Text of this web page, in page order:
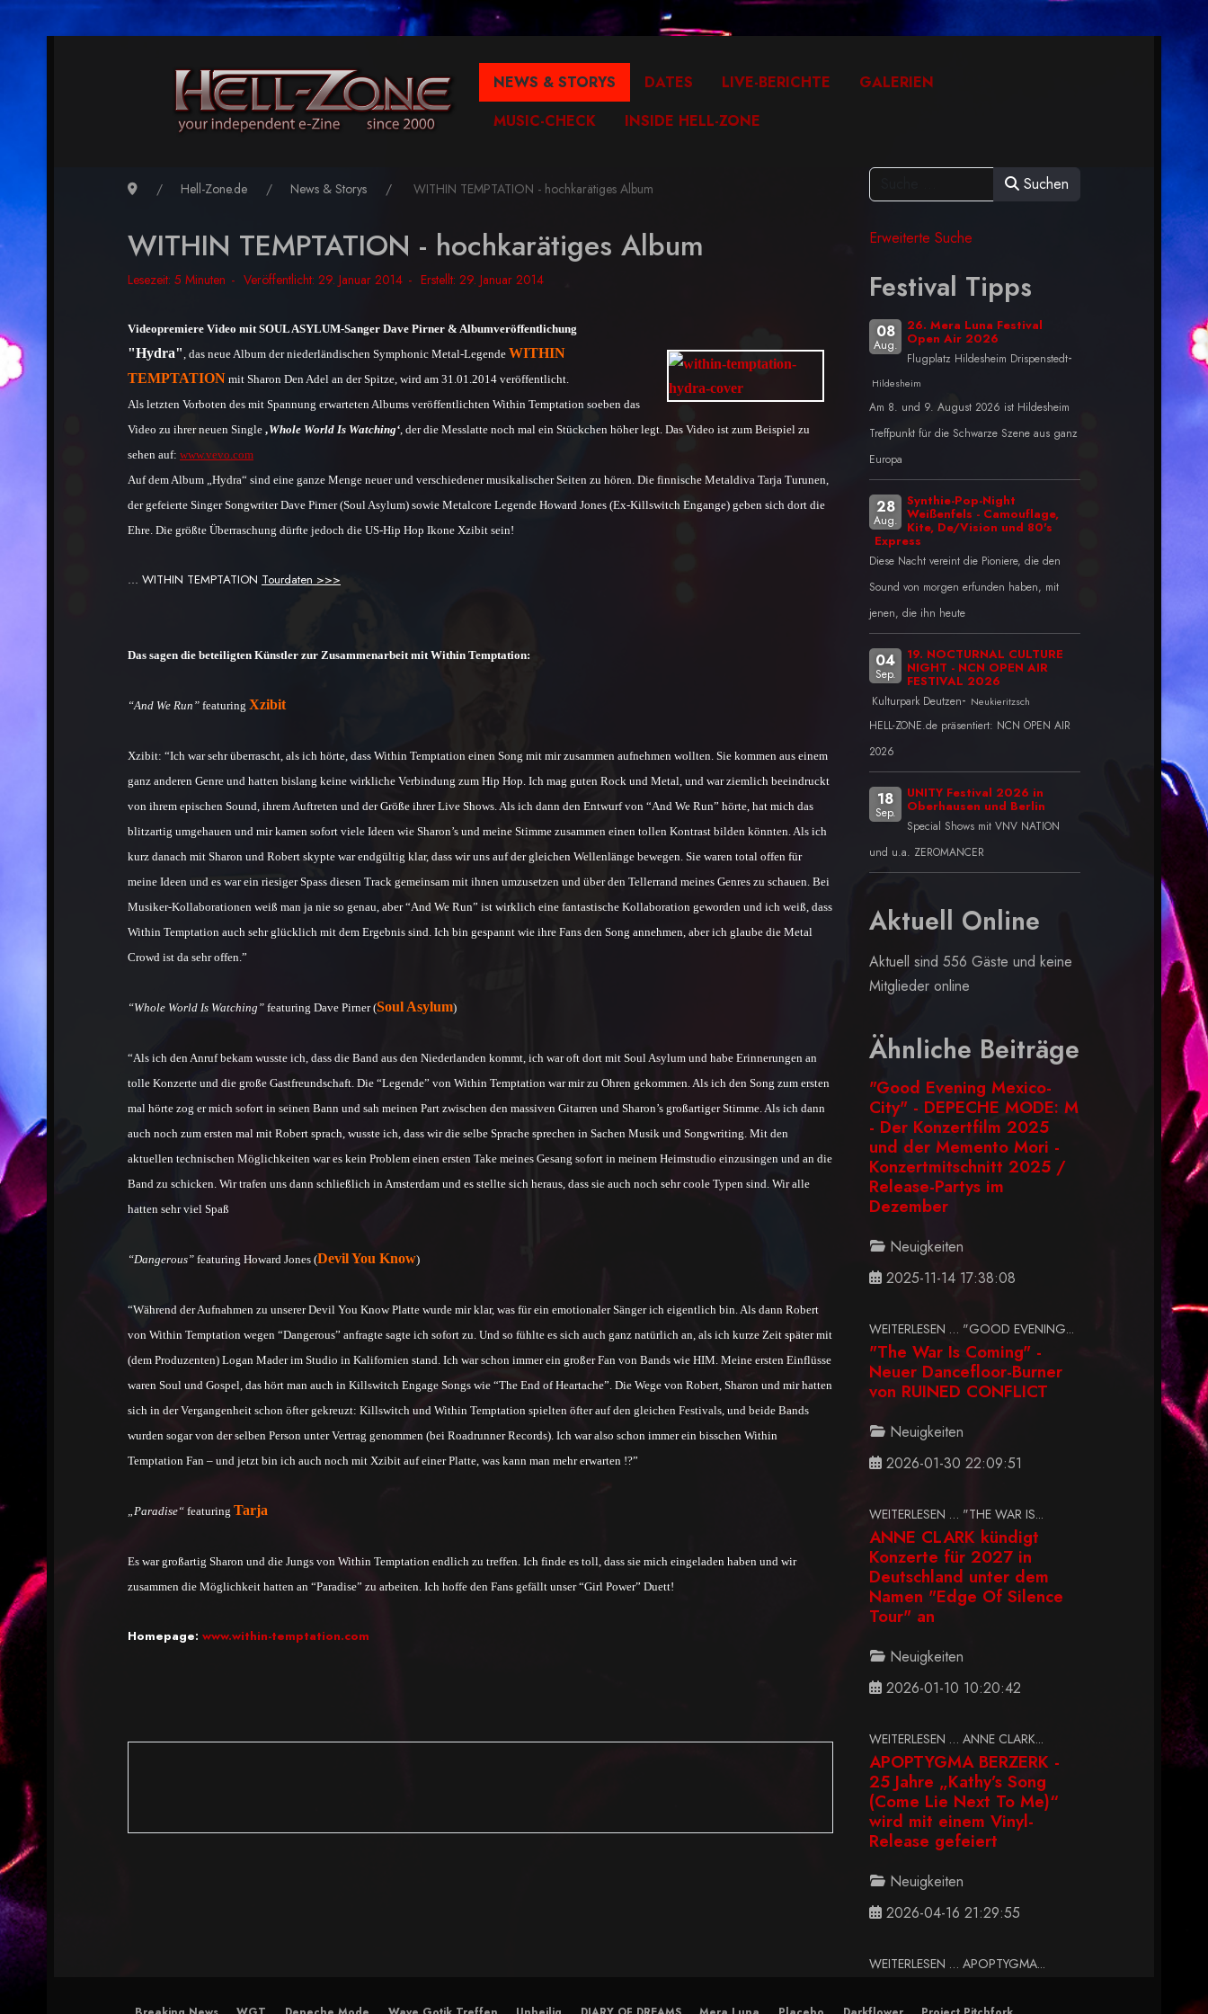
NEWS & STORYS DATES LIVE-BERICHTE
GALERIEN
MUSIC-CHECK
INSIDE HELL-ZONE
Hell-Zone.de News & Storys WITHIN TEMPTATION - hochkarätiges Album
WITHIN TEMPTATION - hochkarätiges Album
Lesezeit: 5 Minuten Veröffentlicht: 29. Januar 2014 Erstellt: 29. Januar 2014
Videopremiere Video mit SOUL ASYLUM-Sanger Dave Pirner & Albumveröffentlichung
"Hydra", das neue Album der niederländischen Symphonic Metal-Legende WITHIN
TEMPTATION mit Sharon Den Adel an der Spitze, wird am 31.01.2014 veröffentlicht.
Als letzten Vorboten des mit Spannung erwarteten Albums veröffentlichten Within Temptation soeben das
Video zu ihrer neuen Single ‚Whole World Is Watching‘, der die Messlatte noch mal ein Stückchen höher legt. Das Video ist zum Beispiel zu
sehen auf: www.vevo.com
Auf dem Album „Hydra“ sind eine ganze Menge neuer und verschiedener musikalischer Seiten zu hören. Die finnische Metaldiva Tarja Turunen,
der gefeierte Singer Songwriter Dave Pirner (Soul Asylum) sowie Metalcore Legende Howard Jones (Ex-Killswitch Engange) geben sich dort die
Ehre. Die größte Überraschung dürfte jedoch die US-Hip Hop Ikone Xzibit sein!
... WITHIN TEMPTATION Tourdaten >>>
Das sagen die beteiligten Künstler zur Zusammenarbeit mit Within Temptation:
“And We Run” featuring Xzibit
Xzibit: “Ich war sehr überrascht, als ich hörte, dass Within Temptation einen Song mit mir zusammen aufnehmen wollten. Sie kommen aus einem
ganz anderen Genre und hatten bislang keine wirkliche Verbindung zum Hip Hop. Ich mag guten Rock und Metal, und war ziemlich beeindruckt
von ihrem epischen Sound, ihrem Auftreten und der Größe ihrer Live Shows. Als ich dann den Entwurf von “And We Run” hörte, hat mich das
blitzartig umgehauen und mir kamen sofort viele Ideen wie Sharon’s und meine Stimme zusammen einen tollen Kontrast bilden könnten. Als ich
kurz danach mit Sharon und Robert skypte war endgültig klar, dass wir uns auf der gleichen Wellenlänge bewegen. Sie waren total offen für
meine Ideen und es war ein riesiger Spass diesen Track gemeinsam mit ihnen umzusetzen und über den Tellerrand meines Genres zu schauen. Bei
Musiker-Kollaborationen weiß man ja nie so genau, aber “And We Run” ist wirklich eine fantastische Kollaboration geworden und ich weiß, dass
Within Temptation auch sehr glücklich mit dem Ergebnis sind. Ich bin gespannt wie ihre Fans den Song annehmen, aber ich glaube die Metal
Crowd ist da sehr offen.”
“Whole World Is Watching” featuring Dave Pirner (Soul Asylum)
“Als ich den Anruf bekam wusste ich, dass die Band aus den Niederlanden kommt, ich war oft dort mit Soul Asylum und habe Erinnerungen an
tolle Konzerte und die große Gastfreundschaft. Die “Legende” von Within Temptation war mir zu Ohren gekommen. Als ich den Song zum ersten
mal hörte zog er mich sofort in seinen Bann und sah meinen Part zwischen den massiven Gitarren und Sharon’s großartiger Stimme. Als ich dann
auch noch zum ersten mal mit Robert sprach, wusste ich, dass wir die selbe Sprache sprechen in Sachen Musik und Songwriting. Mit den
aktuellen technischen Möglichkeiten war es kein Problem einen ersten Take meines Gesang sofort in meinem Heimstudio einzusingen und an die
Band zu schicken. Wir trafen uns dann schließlich in Amsterdam und es stellte sich heraus, dass sie auch noch sehr coole Typen sind. Wir alle
hatten sehr viel Spaß
“Dangerous” featuring Howard Jones (Devil You Know)
“Während der Aufnahmen zu unserer Devil You Know Platte wurde mir klar, was für ein emotionaler Sänger ich eigentlich bin. Als dann Robert
von Within Temptation wegen “Dangerous” anfragte sagte ich sofort zu. Und so fühlte es sich auch ganz natürlich an, als ich kurze Zeit später mit
(dem Produzenten) Logan Mader im Studio in Kalifornien stand. Ich war schon immer ein großer Fan von Bands wie HIM. Meine ersten Einflüsse
waren Soul und Gospel, das hört man auch in Killswitch Engage Songs wie “The End of Heartache”. Die Wege von Robert, Sharon und mir hatten
sich in der Vergangenheit schon öfter gekreuzt: Killswitch und Within Temptation spielten öfter auf den gleichen Festivals, und beide Bands
wurden sogar von der selben Person unter Vertrag genommen (bei Roadrunner Records). Ich war also schon immer ein bisschen Within
Temptation Fan – und jetzt bin ich auch noch mit Xzibit auf einer Platte, was kann man mehr erwarten !?”
„Paradise“ featuring Tarja
Es war großartig Sharon und die Jungs von Within Temptation endlich zu treffen. Ich finde es toll, dass sie mich eingeladen haben und wir
zusammen die Möglichkeit hatten an “Paradise” zu arbeiten. Ich hoffe den Fans gefällt unser “Girl Power” Duett!
Homepage: www.within-temptation.com
Suchen
Erweiterte Suche
Festival Tipps
08
Aug.
26. Mera Luna Festival
Open Air 2026
Flugplatz Hildesheim Drispenstedt-
Hildesheim
Am 8. und 9. August 2026 ist Hildesheim
Treffpunkt für die Schwarze Szene aus ganz
Europa
28
Aug.
Synthie-Pop-Night
Weißenfels - Camouflage,
Kite, De/Vision und 80's
Express
Diese Nacht vereint die Pioniere, die den
Sound von morgen erfunden haben, mit
jenen, die ihn heute
04
Sep.
19. NOCTURNAL CULTURE
NIGHT - NCN OPEN AIR
FESTIVAL 2026
Kulturpark Deutzen- Neukieritzsch
HELL-ZONE.de präsentiert: NCN OPEN AIR
2026
18
Sep.
UNITY Festival 2026 in
Oberhausen und Berlin
Special Shows mit VNV NATION
und u.a. ZEROMANCER
Aktuell Online
Aktuell sind 556 Gäste und keine
Mitglieder online
Ähnliche Beiträge
"Good Evening Mexico-
City" - DEPECHE MODE: M
- Der Konzertfilm 2025
und der Memento Mori -
Konzertmitschnitt 2025 /
Release-Partys im
Dezember
Neuigkeiten
2025-11-14 17:38:08
WEITERLESEN … "GOOD EVENING...
"The War Is Coming" -
Neuer Dancefloor-Burner
von RUINED CONFLICT
Neuigkeiten
2026-01-30 22:09:51
WEITERLESEN … "THE WAR IS...
ANNE CLARK kündigt
Konzerte für 2027 in
Deutschland unter dem
Namen "Edge Of Silence
Tour" an
Neuigkeiten
2026-01-10 10:20:42
WEITERLESEN … ANNE CLARK...
APOPTYGMA BERZERK -
25 Jahre „Kathy’s Song
(Come Lie Next To Me)“
wird mit einem Vinyl-
Release gefeiert
Neuigkeiten
2026-04-16 21:29:55
WEITERLESEN … APOPTYGMA...